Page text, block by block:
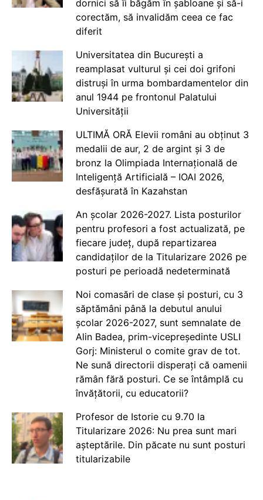
dornici să îi băgăm în șabloane și să-i
corectăm, să invalidăm ceea ce fac
diferit
Universitatea din București a
reamplasat vulturul și cei doi grifoni
distruși în urma bombardamentelor din
anul 1944 pe frontonul Palatului
Universității
ULTIMĂ ORĂ Elevii români au obținut 3
medalii de aur, 2 de argint și 3 de
bronz la Olimpiada Internațională de
Inteligență Artificială – IOAI 2026,
desfășurată în Kazahstan
An școlar 2026-2027. Lista posturilor
pentru profesori a fost actualizată, pe
fiecare județ, după repartizarea
candidaților de la Titularizare 2026 pe
posturi pe perioadă nedeterminată
Noi comasări de clase și posturi, cu 3
săptămâni până la debutul anului
școlar 2026-2027, sunt semnalate de
Alin Badea, prim-vicepreședinte USLI
Gorj: Ministerul o comite grav de tot.
Ne sună directorii disperați că oamenii
rămân fără posturi. Ce se întâmplă cu
învățătorii, cu educatorii?
Profesor de Istorie cu 9.70 la
Titularizare 2026: Nu prea sunt mari
așteptările. Din păcate nu sunt posturi
titularizabile